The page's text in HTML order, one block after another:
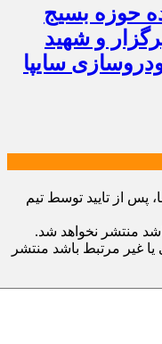
حوزه بسیج
و شهید
گروه خودروسازی سایپا
پس از تایید توسط تیم
منتشر نخواهد شد.
یا غیر مرتبط باشد منتشر